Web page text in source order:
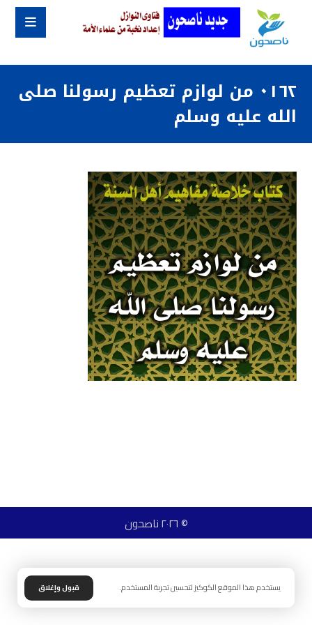
٠١٦٢ من لوازم تعظيم رسولنا صلى
الله عليه وسلم
© ٢٠٢٦ ناصحون
يستخدم هذا الموقع الكوكيز لتحسين تجربة المستخدم. قبول وإغلاق